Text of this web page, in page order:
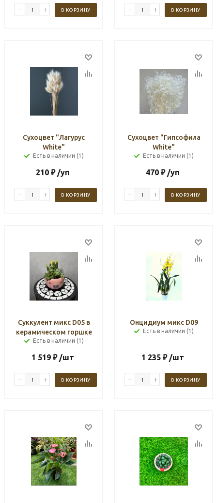
В КОРЗИНУ В КОРЗИНУ
Сухоцвет "Лагурус
White"
Есть в наличии (1)
210 ₽ /уп
В КОРЗИНУ
Сухоцвет "Гипсофила
White"
Есть в наличии (1)
470 ₽ /уп
В КОРЗИНУ
Суккулент микс D05 в
керамическом горшке
Есть в наличии (1)
1 519 ₽ /шт
В КОРЗИНУ
Онцидиум микс D09
Есть в наличии (1)
1 235 ₽ /шт
В КОРЗИНУ